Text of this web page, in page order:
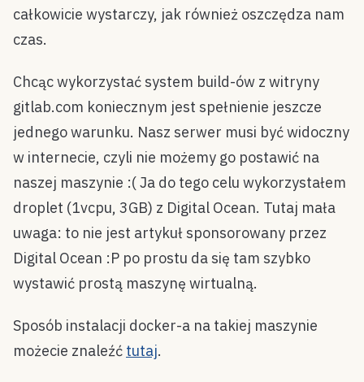
całkowicie wystarczy, jak również oszczędza nam
czas.
Chcąc wykorzystać system build-ów z witryny
gitlab.com koniecznym jest spełnienie jeszcze
jednego warunku. Nasz serwer musi być widoczny
w internecie, czyli nie możemy go postawić na
naszej maszynie :( Ja do tego celu wykorzystałem
droplet (1vcpu, 3GB) z Digital Ocean. Tutaj mała
uwaga: to nie jest artykuł sponsorowany przez
Digital Ocean :P po prostu da się tam szybko
wystawić prostą maszynę wirtualną.
Sposób instalacji docker-a na takiej maszynie
możecie znaleźć tutaj.